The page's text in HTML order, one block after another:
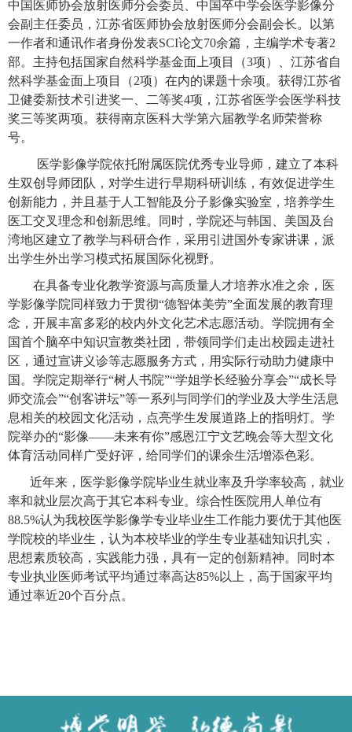
中国医师协会放射医师分会委员、中国卒中学会医学影像分
会副主任委员，江苏省医师协会放射医师分会副会长。以第
一作者和通讯作者身份发表SCI论文70余篇，主编学术专著2
部。主持包括国家自然科学基金面上项目（3项）、江苏省自
然科学基金面上项目（2项）在内的课题十余项。获得江苏省
卫健委新技术引进奖一、二等奖4项，江苏省医学会医学科技
奖三等奖两项。获得南京医科大学第六届教学名师荣誉称
号。
医学影像学院依托附属医院优秀专业导师，建立了本科
生双创导师团队，对学生进行早期科研训练，有效促进学生
创新能力，并且基于人工智能及分子影像实验室，培养学生
医工交叉理念和创新思维。同时，学院还与韩国、美国及台
湾地区建立了教学与科研合作，采用引进国外专家讲课，派
出学生外出学习模式拓展国际化视野。
在具备专业化教学资源与高质量人才培养水准之余，医
学影像学院同样致力于贯彻“德智体美劳”全面发展的教育理
念，开展丰富多彩的校内外文化艺术志愿活动。学院拥有全
国首个脑卒中知识宣教类社团，带领同学们走出校园走进社
区，通过宣讲义诊等志愿服务方式，用实际行动助力健康中
国。学院定期举行“树人书院”“学姐学长经验分享会”“成长导
师交流会”“创客讲坛”等一系列与同学们的学业及大学生活息
息相关的校园文化活动，点亮学生发展道路上的指明灯。学
院举办的“影像——未来有你”感恩江宁文艺晚会等大型文化
体育活动同样广受好评，给同学们的课余生活增添色彩。
近年来，医学影像学院毕业生就业率及升学率较高，就业
率和就业层次高于其它本科专业。综合性医院用人单位有
88.5%认为我校医学影像学专业毕业生工作能力要优于其他医
学院校的毕业生，认为本校毕业的学生专业基础知识扎实，
思想素质较高，实践能力强，具有一定的创新精神。同时本
专业执业医师考试平均通过率高达85%以上，高于国家平均
通过率近20个百分点。